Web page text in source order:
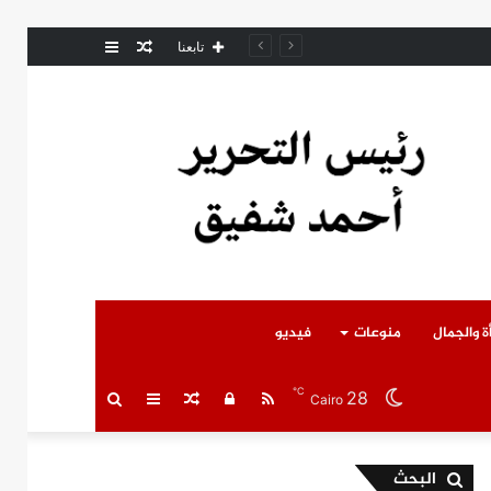
عمودمقال تابعنا
والجمال منوعات فيديو
بحث عمود مقالتسجيل RSS Cairo 28
℃
البحث